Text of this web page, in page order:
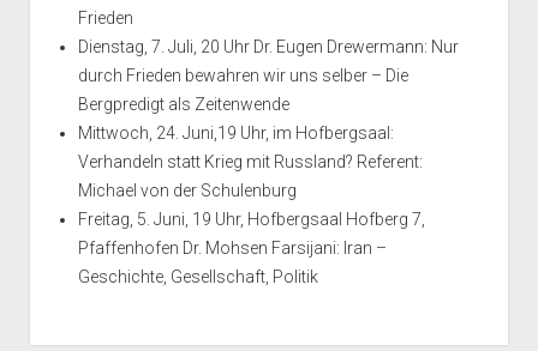
Frieden
Dienstag, 7. Juli, 20 Uhr Dr. Eugen Drewermann: Nur
durch Frieden bewahren wir uns selber – Die
Bergpredigt als Zeitenwende
Mittwoch, 24. Juni,19 Uhr, im Hofbergsaal:
Verhandeln statt Krieg mit Russland? Referent:
Michael von der Schulenburg
Freitag, 5. Juni, 19 Uhr, Hofbergsaal Hofberg 7,
Pfaffenhofen Dr. Mohsen Farsijani: Iran –
Geschichte, Gesellschaft, Politik